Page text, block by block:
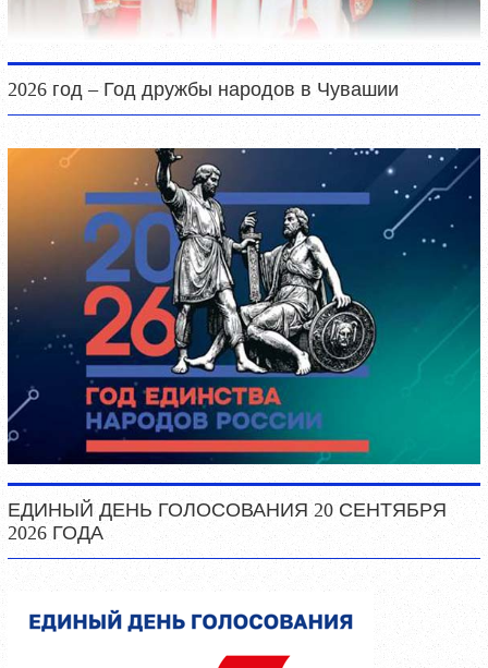
2026 год – Год дружбы народов в Чувашии
ЕДИНЫЙ ДЕНЬ ГОЛОСОВАНИЯ 20 СЕНТЯБРЯ
2026 ГОДА